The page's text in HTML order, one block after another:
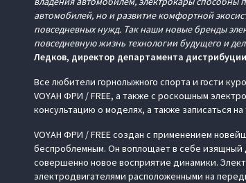
автомобилей, но и развитие комфортной
повседневных нужд. Так наши новые бренды
повседневную жизнь технологии будущего и
Ледков, директор департамента дистрибуции
Все любители горнолыжного спорта и гости
VOYAH ФРИ / FREE, а также с роскошным
консультацию о моделях, а также записаться
VOYAH ФРИ / FREE создан с применением
беспроблемным. Он воплощает в себе
совершенно новое восприятие динамики.
электродвигателями расположенными на